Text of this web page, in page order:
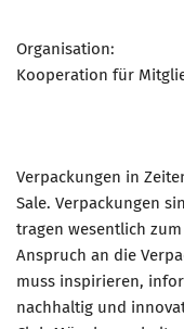
Organisation:
Kooperation für
Verpackungen in
Sale. Verpackungen
tragen wesentlich
Anspruch an die
muss inspirieren,
nachhaltig und